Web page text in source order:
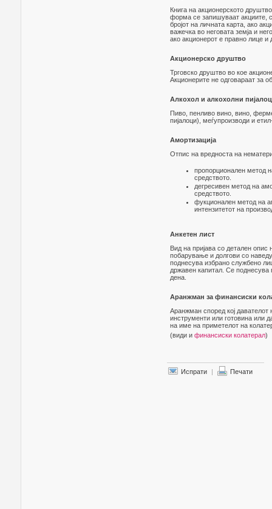
Книга на акционерското
форма се запишуваат акциите,
бројот на личната карта, ако
важечка во неговата земја и
ако акционерот е правно лице
Акционерско друштво
Трговско друштво во кое
Акционерите не одговараат за
Алкохол и алкохолни
Пиво, пенливо вино, вино,
пијалоци), меѓупроизводи и
Амортизација
Отпис на вредноста на
пропорционален метод
средството.
дегресивен метод на
средството.
фукционален метод на
интензитетот на
Анкетен лист
Вид на пријава со детален
побарување и долгови со
поднесува избрано службено
државен капитал. Се поднесува
дена.
Аранжман за финансиски
Аранжман според кој
инструменти или готовина или
на име на приметелот на
(види и финансиски колатерал)
Испрати | Печати